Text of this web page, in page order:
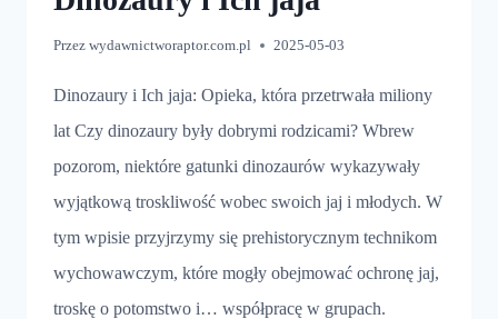
Przez wydawnictworaptor.com.pl 2025-05-03
Dinozaury i Ich jaja: Opieka, która przetrwała miliony
lat Czy dinozaury były dobrymi rodzicami? Wbrew
pozorom, niektóre gatunki dinozaurów wykazywały
wyjątkową troskliwość wobec swoich jaj i młodych. W
tym wpisie przyjrzymy się prehistorycznym technikom
wychowawczym, które mogły obejmować ochronę jaj,
troskę o potomstwo i… współpracę w grupach.